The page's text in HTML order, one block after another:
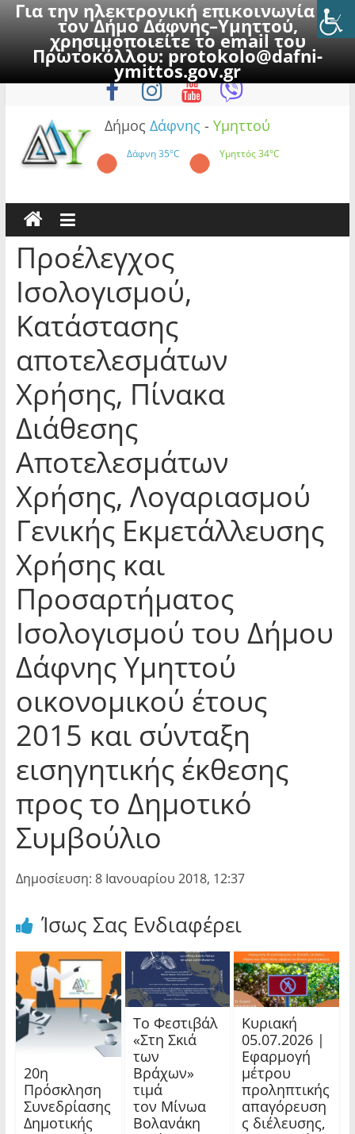
Για την ηλεκτρονική επικοινωνία με
τον Δήμο Δάφνης–Υμηττού,
χρησιμοποιείτε το email του
Πρωτοκόλλου:protokolo@dafni-
ymittos.gov.gr
to
Παρασκευή, 7 Αυγούστου 2026
Δήμος Δάφνης - Υμηττού
Δάφνη35°C Υμηττός34°C
Προέλεγχος
Ισολογισμού,
Κατάστασης
αποτελεσμάτων
Χρήσης, Πίνακα
Διάθεσης
Αποτελεσμάτων
Χρήσης, Λογαριασμού
Γενικής Εκμετάλλευσης
Χρήσης και
Προσαρτήματος
Ισολογισμού του Δήμου
Δάφνης Υμηττού
οικονομικού έτους
2015 και σύνταξη
εισηγητικής έκθεσης
προς το Δημοτικό
Συμβούλιο
Δημοσίευση: 8 Ιανουαρίου 2018, 12:37
Ίσως Σας Ενδιαφέρει
20η
Πρόσκληση
Συνεδρίασης
Δημοτικής
Το Φεστιβάλ
«Στη Σκιά
των
Βράχων»
τιμά
τον Μίνωα
Βολανάκη
Κυριακή
05.07.2026 |
Εφαρμογή
μέτρου
προληπτικής
απαγόρευση
ς διέλευσης,